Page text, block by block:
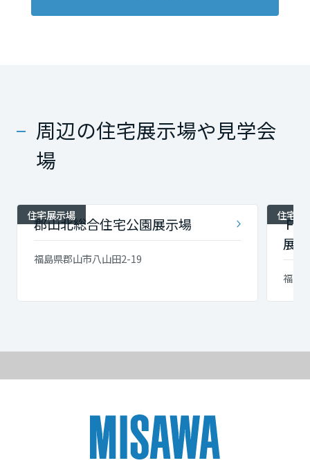
周辺の住宅展示場や見学会
場
住宅展示場
郡山北総合住宅公園展示場
福島県郡山市八山田2-19
住宅展
Ｆ
展
福島